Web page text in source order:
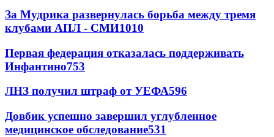
За Мудрика развернулась борьба между тремя
клубами АПЛ - СМИ1010
Первая федерация отказалась поддерживать
Инфантино753
ЛНЗ получил штраф от УЕФА596
Довбик успешно завершил углубленное
медицинское обследование531